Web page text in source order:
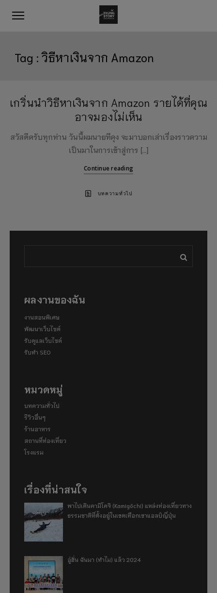
Tag :วิธีหาเงินจาก Amazon
เกริ่นนำวิธีหาเงินจาก Amazon รายได้ที่คุณ
อาจมองไม่เห็น
สวัสดีครับทุกท่าน วันนี้ผมนายทีคุง จะมาบอกเล่าเรื่องราวความ
เป็นมาในการเข้าสู่การ […]
Continue reading
บทความทั่วไป
ผลงานของฉัน
งานสอนพิเศษ
พัฒนาเว็บไซต์
รับดูแลเว็บไซต์
รับทำ SEO
หมวดหมู่
บทความทั่วไป
รีวิวอื่นๆ
ร้านอาหาร
สถานที่ท่องเที่ยว
โรงแรม
เรื่องที่น่าสนใจ
พาไปเดินคามิโคจิ (Kamigōchi) แหล่งท่องเที่ยวทาง
ธรรมชาติที่ตั้งอยู่ในเขตเทือกเขาแอลป์ญี่ปุ่น
อู่ฮั่น ฉันมา (ทำไม) แล้ว 2024